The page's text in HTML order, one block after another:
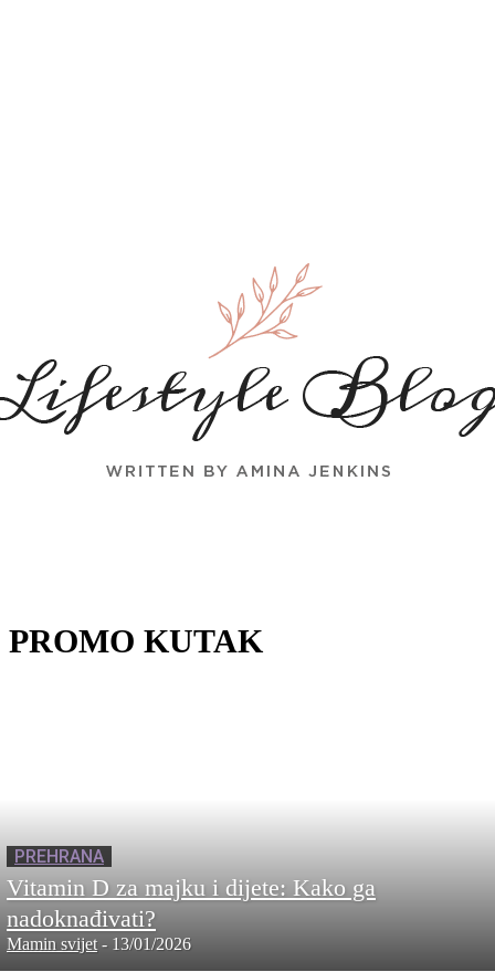
PROMO KUTAK
PREHRANA
Vitamin D za majku i dijete: Kako ga
nadoknađivati?
Mamin svijet - 13/01/2026